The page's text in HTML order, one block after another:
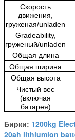
Скорость
движения,
груженая/unladen
Gradeability,
груженый/unladen
Общая длина
Общая ширина
Общая высота
Чистый вес
(включая
батарея)
Бирки: 1200kg
20ah lithiumion